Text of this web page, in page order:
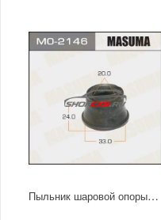
Пыльник шаровой опоры Mazda CX-5 (2011 - по н.в.) Masuma